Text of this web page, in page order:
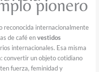
pionero
reconocida internacionalmente
de café envestidos
internacionales. Esa misma
convertir un objeto cotidiano
fuerza, feminidad y